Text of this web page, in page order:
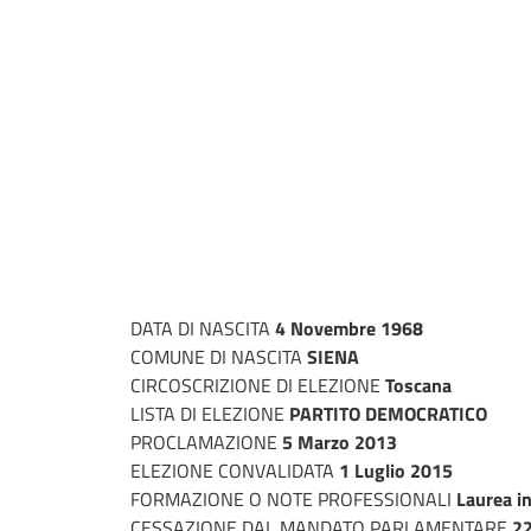
DATA DI NASCITA 4 Novembre 1968
COMUNE DI NASCITA SIENA
CIRCOSCRIZIONE DI ELEZIONE Toscana
LISTA DI ELEZIONE PARTITO DEMOCRATICO
PROCLAMAZIONE 5 Marzo 2013
ELEZIONE CONVALIDATA 1 Luglio 2015
FORMAZIONE O NOTE PROFESSIONALI Laurea